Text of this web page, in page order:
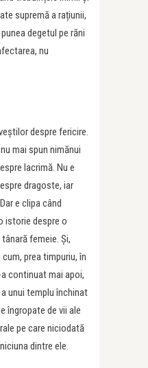
supremă a rațiunii,
degetul pe răni
nu
despre fericire.
mai spun nimănui
lacrimă. Nu e
dragoste, iar
e clipa când
istorie despre o
femeie. Și,
prea timpuriu, în
continuat mai apoi,
unui templu închinat
îngropate de vii ale
pe care niciodată
dintre ele.